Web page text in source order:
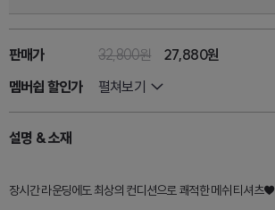
판매가 32,800원 27,880원
멤버쉽 할인가
펼쳐보기
설명 & 소재
장시간 라운딩에도 최상의 컨디션으로 쾌적한 메쉬 티셔츠♥